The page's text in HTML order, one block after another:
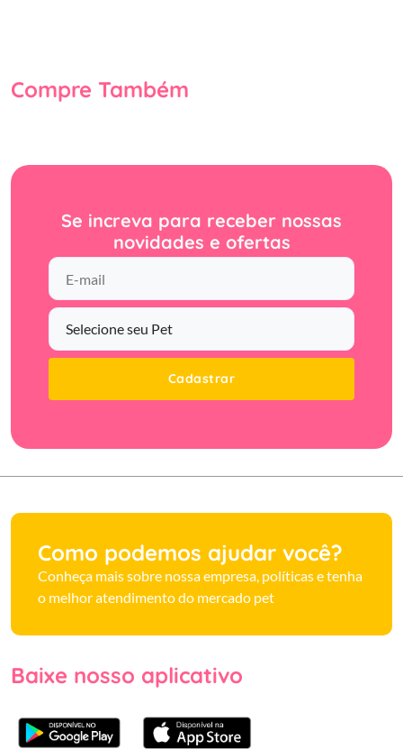
Compre Também
Se increva para receber nossas
novidades e ofertas
Cadastrar
Como podemos ajudar você?
Conheça mais sobre nossa empresa, políticas e tenha
o melhor atendimento do mercado pet
Baixe nosso aplicativo